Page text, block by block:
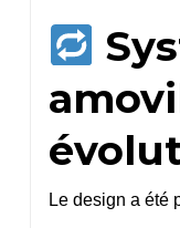
Le design a été